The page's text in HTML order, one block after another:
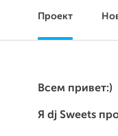
Проект
Всем привет:)
Я dj Sweets